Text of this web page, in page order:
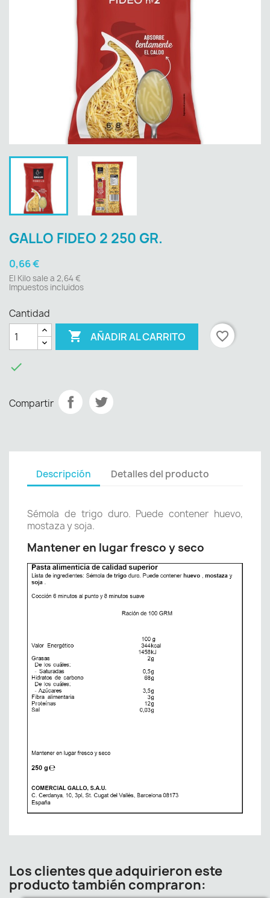
GALLO FIDEO 2 250 GR.
0,66 €
El Kilo sale a 2,64 €
Impuestos incluidos
Cantidad
 AÑADIR AL CARRITO favorite_border

Compartir
Descripción Detalles del producto
Sémola de trigo duro. Puede contener huevo,
mostaza y soja.
Mantener en lugar fresco y seco
Los clientes que adquirieron este
producto también compraron: